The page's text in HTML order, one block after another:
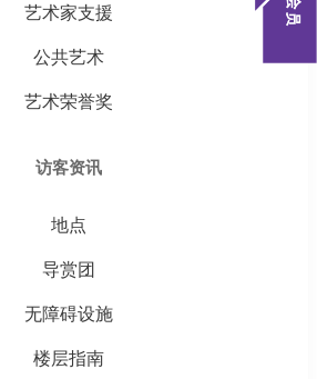
艺术家支援
公共艺术
艺术荣誉奖
访客资讯
地点
导赏团
无障碍设施
楼层指南